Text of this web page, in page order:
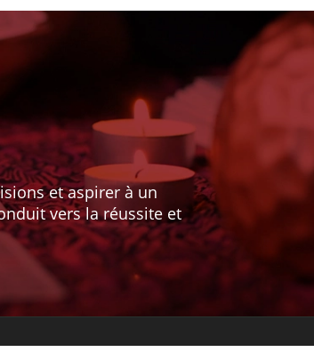
et aspirer à un
vers la réussite et